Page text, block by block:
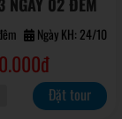
Ngày KH: 24/10
Đặt tour